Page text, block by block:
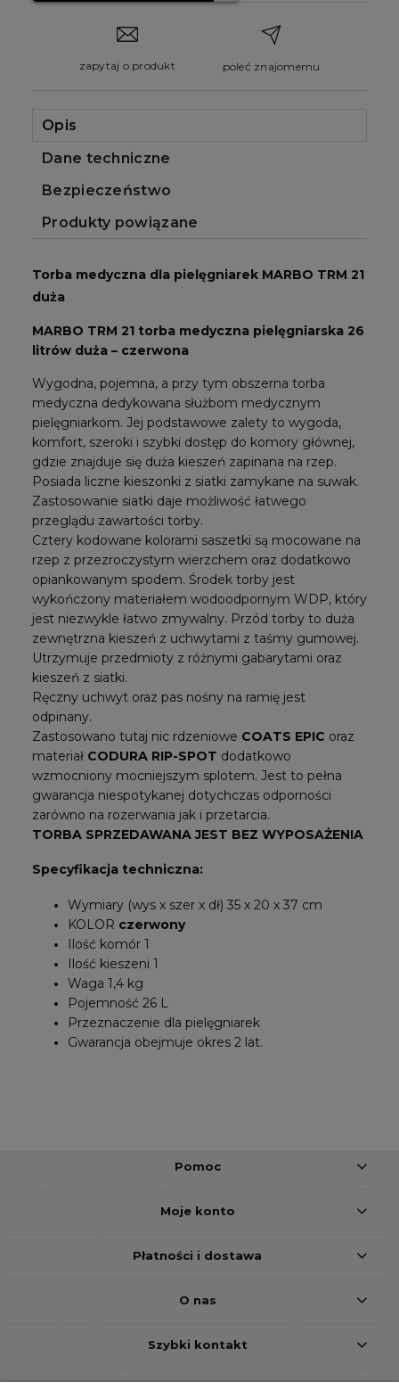
zapytaj o produkt poleć znajomemu
Opis
Dane techniczne
Bezpieczeństwo
Produkty powiązane
Torba medyczna dla pielęgniarek MARBO TRM 21
duża
MARBO TRM 21 torba medyczna pielęgniarska 26
litrów duża – czerwona
Wygodna, pojemna, a przy tym obszerna torba
medyczna dedykowana służbom medycznym
pielęgniarkom. Jej podstawowe zalety to wygoda,
komfort, szeroki i szybki dostęp do komory głównej,
gdzie znajduje się duża kieszeń zapinana na rzep.
Posiada liczne kieszonki z siatki zamykane na suwak.
Zastosowanie siatki daje możliwość łatwego
przeglądu zawartości torby.
Cztery kodowane kolorami saszetki są mocowane na
rzep z przezroczystym wierzchem oraz dodatkowo
opiankowanym spodem. Środek torby jest
wykończony materiałem wodoodpornym WDP, który
jest niezwykle łatwo zmywalny. Przód torby to duża
zewnętrzna kieszeń z uchwytami z taśmy gumowej.
Utrzymuje przedmioty z różnymi gabarytami oraz
kieszeń z siatki.
Ręczny uchwyt oraz pas nośny na ramię jest
odpinany.
Zastosowano tutaj nic rdzeniowe COATS EPIC oraz
materiał CODURA RIP-SPOT dodatkowo
wzmocniony mocniejszym splotem. Jest to pełna
gwarancja niespotykanej dotychczas odporności
zarówno na rozerwania jak i przetarcia.
TORBA SPRZEDAWANA JEST BEZ WYPOSAŻENIA
Specyfikacja techniczna:
Wymiary (wys x szer x dł) 35 x 20 x 37 cm
KOLOR czerwony
Ilość komór 1
Ilość kieszeni 1
Waga 1,4 kg
Pojemność 26 L
Przeznaczenie dla pielęgniarek
Gwarancja obejmuje okres 2 lat.
Pomoc
Moje konto
Płatności i dostawa
O nas
Szybki kontakt